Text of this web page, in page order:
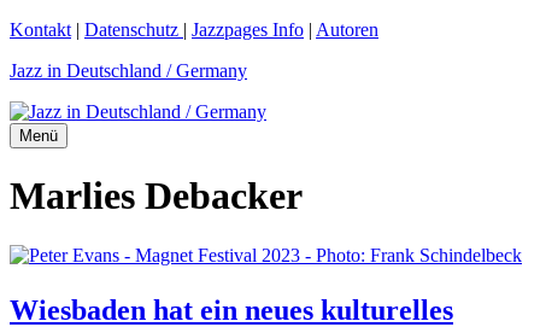
Zum
springen
Kontakt | Datenschutz | Jazzpages Info | Autoren
Jazz in Deutschland / Germany
Menü
Marlies Debacker
Wiesbaden hat ein neues kulturelles